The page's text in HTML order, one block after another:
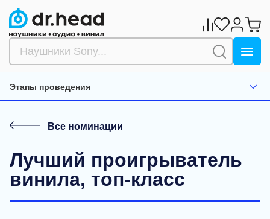
Этапы проведения
Все номинации
Лучший проигрыватель
винила, топ-класс